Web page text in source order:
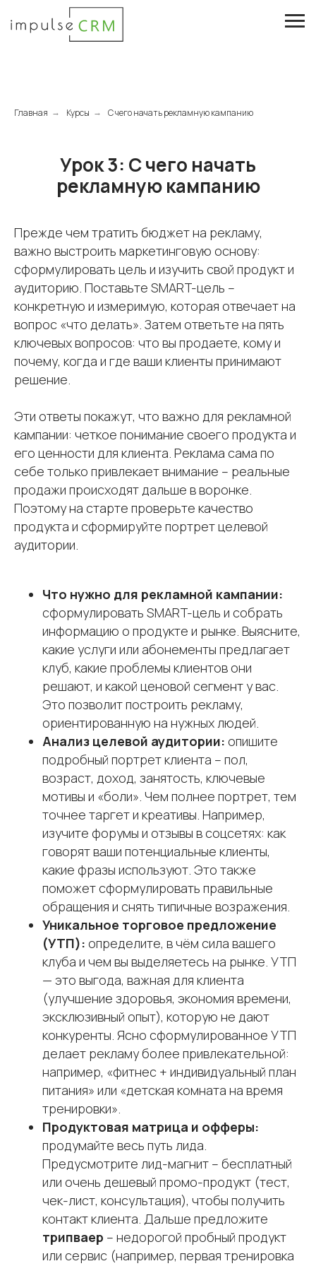
Главная → Курсы → С чего начать рекламную кампанию
Урок 3: С чего начать
рекламную кампанию
Прежде чем тратить бюджет на рекламу,
важно выстроить маркетинговую основу:
сформулировать цель и изучить свой продукт и
аудиторию. Поставьте SMART-цель –
конкретную и измеримую, которая отвечает на
вопрос «что делать». Затем ответьте на пять
ключевых вопросов: что вы продаете, кому и
почему, когда и где ваши клиенты принимают
решение.
Эти ответы покажут, что важно для рекламной
кампании: четкое понимание своего продукта и
его ценности для клиента. Реклама сама по
себе только привлекает внимание – реальные
продажи происходят дальше в воронке.
Поэтому на старте проверьте качество
продукта и сформируйте портрет целевой
аудитории.
Что нужно для рекламной кампании:
сформулировать SMART-цель и собрать
информацию о продукте и рынке. Выясните,
какие услуги или абонементы предлагает
клуб, какие проблемы клиентов они
решают, и какой ценовой сегмент у вас.
Это позволит построить рекламу,
ориентированную на нужных людей.
Анализ целевой аудитории: опишите
подробный портрет клиента – пол,
возраст, доход, занятость, ключевые
мотивы и «боли». Чем полнее портрет, тем
точнее таргет и креативы. Например,
изучите форумы и отзывы в соцсетях: как
говорят ваши потенциальные клиенты,
какие фразы используют. Это также
поможет сформулировать правильные
обращения и снять типичные возражения.
Уникальное торговое предложение
(УТП): определите, в чём сила вашего
клуба и чем вы выделяетесь на рынке. УТП
— это выгода, важная для клиента
(улучшение здоровья, экономия времени,
эксклюзивный опыт), которую не дают
конкуренты. Ясно сформулированное УТП
делает рекламу более привлекательной:
например, «фитнес + индивидуальный план
питания» или «детская комната на время
тренировки».
Продуктовая матрица и офферы:
продумайте весь путь лида.
Предусмотрите лид-магнит – бесплатный
или очень дешевый промо-продукт (тест,
чек-лист, консультация), чтобы получить
контакт клиента. Дальше предложите
трипваер – недорогой пробный продукт
или сервис (например, первая тренировка